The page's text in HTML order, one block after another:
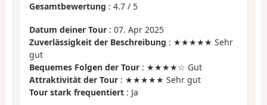
Gesamtbewertung : 4.7 / 5
Datum deiner Tour : 07. Apr 2025
Zuverlässigkeit der Beschreibung : ★★★★★ Sehr
gut
Bequemes Folgen der Tour : ★★★★☆ Gut
Attraktivität der Tour : ★★★★★ Sehr gut
Tour stark frequentiert : Ja